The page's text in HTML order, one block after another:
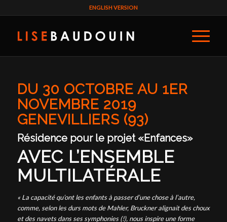
ENGLISH VERSION
DU 30 OCTOBRE AU 1ER
NOVEMBRE 2019
GENEVILLIERS (93)
Résidence pour le projet «Enfances»
AVEC L’ENSEMBLE
MULTILATÉRALE
« La capacité qu’ont les enfants à passer d’une chose à l’autre,
comme, selon les durs mots de Mahler, Bruckner alignait des choux
et des navets dans ses symphonies (!), nous inspire une forme